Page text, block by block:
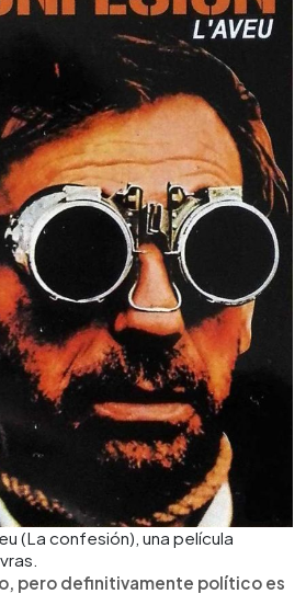
(La confesión), una película
pero definitivamente político es